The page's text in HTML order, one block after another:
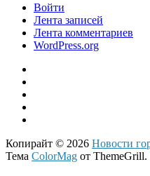
Войти
Лента записей
Лента комментариев
WordPress.org
Копирайт © 2026 Новости
Тема ColorMag от ThemeGrill.